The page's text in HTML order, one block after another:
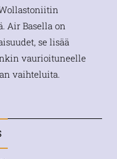
Air Basella on
se lisää
vaurioituneelle
vaihteluita.